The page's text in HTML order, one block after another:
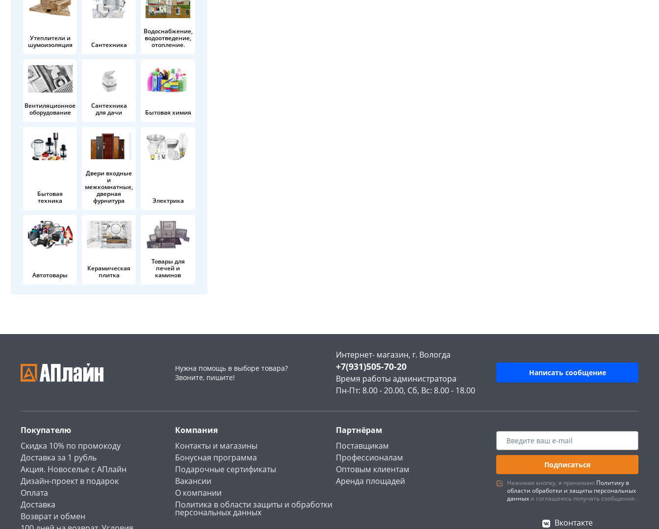
Утеплители и
шумоизоляция
Сантехника
Водоснабжение,
водоотведение,
отопление.
Вентиляционное
оборудование
Сантехника
для дачи
Бытовая химия
Бытовая
техника
Двери входные
и
межкомнатные,
дверная
фурнитура
Электрика
Автотовары
Керамическая
плитка
Товары для
печей и
каминов
Нужна помощь в выборе товара?
Звоните, пишите!
Интернет- магазин, г. Вологда
+7(931)505-70-20
Время работы администратора
Пн-Пт: 8.00 - 20.00, Сб, Вс: 8.00 - 18.00
Написать сообщение
Покупателю
Скидка 10% по промокоду
Доставка за 1 рубль
Акция. Новоселье с АПлайн
Дизайн-проект в подарок
Оплата
Доставка
Возврат и обмен
Компания
Контакты и магазины
Бонусная программа
Подарочные сертификаты
Вакансии
О компании
Политика в области защиты и обработки
персональных данных
Партнёрам
Поставщикам
Профессионалам
Оптовым клиентам
Аренда площадей
Подписаться
Нажимая кнопку, я принимаю Политику в
области обработки и защиты персональных
данных и соглашаюсь получать сообщения.
Вконтакте
раз в 2 недели